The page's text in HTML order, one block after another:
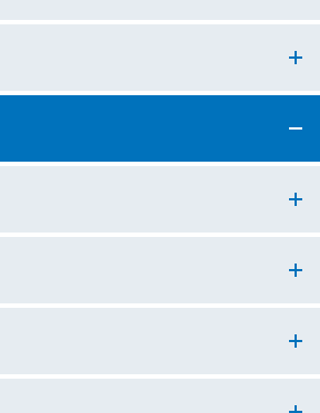
ド
料金証明書のダウンロード